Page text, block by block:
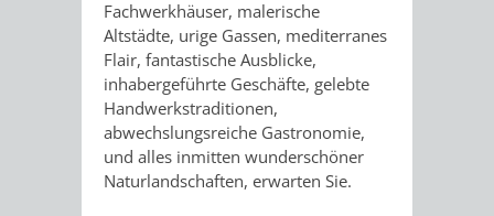
GESCHICHTE
Fachwerkhäuser, malerische
Altstädte, urige Gassen, mediterranes
Flair, fantastische Ausblicke,
inhabergeführte Geschäfte, gelebte
Handwerkstraditionen,
abwechslungsreiche Gastronomie,
und alles inmitten wunderschöner
Naturlandschaften, erwarten Sie.